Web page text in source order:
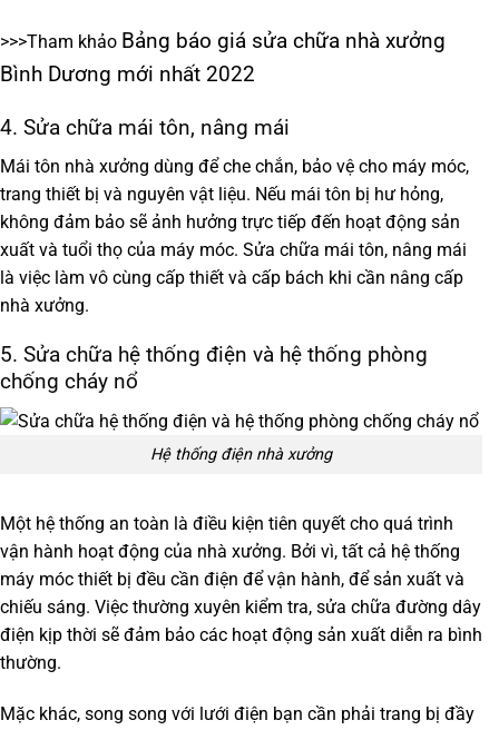
>>>Tham khảo Bảng báo giá sửa chữa nhà xưởng
Bình Dương mới nhất 2022
4. Sửa chữa mái tôn, nâng mái
Mái tôn nhà xưởng dùng để che chắn, bảo vệ cho máy móc,
trang thiết bị và nguyên vật liệu. Nếu mái tôn bị hư hỏng,
không đảm bảo sẽ ảnh hưởng trực tiếp đến hoạt động sản
xuất và tuổi thọ của máy móc. Sửa chữa mái tôn, nâng mái
là việc làm vô cùng cấp thiết và cấp bách khi cần nâng cấp
nhà xưởng.
5. Sửa chữa hệ thống điện và hệ thống phòng
chống cháy nổ
Hệ thống điện nhà xưởng
Một hệ thống an toàn là điều kiện tiên quyết cho quá trình
vận hành hoạt động của nhà xưởng. Bởi vì, tất cả hệ thống
máy móc thiết bị đều cần điện để vận hành, để sản xuất và
chiếu sáng. Việc thường xuyên kiểm tra, sửa chữa đường dây
điện kịp thời sẽ đảm bảo các hoạt động sản xuất diễn ra bình
thường.
Mặc khác, song song với lưới điện bạn cần phải trang bị đầy